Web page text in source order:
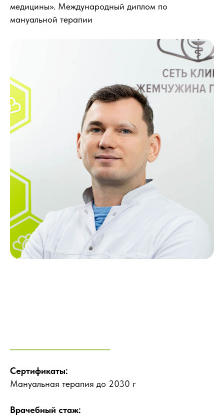
медицины». Международный диплом по
мануальной терапии
Сертификаты:
Мануальная терапия до 2030 г
Врачебный стаж: